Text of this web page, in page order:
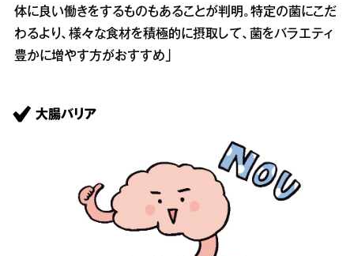
体に良い働きをするものもあることが判明。特定の菌にこだ
わるより、様々な食材を積極的に摂取して、菌をバラエティ
豊かに増やす方がおすすめ」
大腸バリア